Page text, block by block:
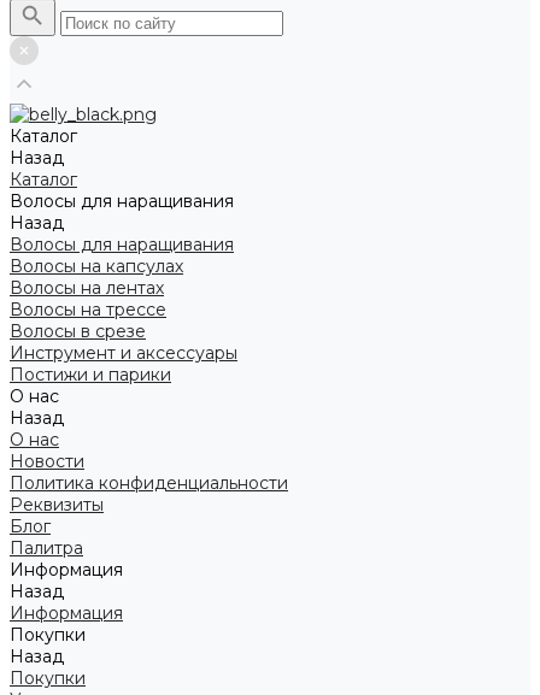
Каталог
Назад
Каталог
Волосы для наращивания
Назад
Волосы для наращивания
Волосы на капсулах
Волосы на лентах
Волосы на трессе
Волосы в срезе
Инструмент и аксессуары
Постижи и парики
О нас
Назад
О нас
Новости
Политика конфиденциальности
Реквизиты
Блог
Палитра
Информация
Назад
Информация
Покупки
Назад
Покупки